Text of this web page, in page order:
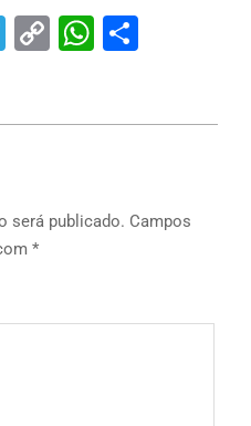
Telegram
Copy
será publicado. Campos
*